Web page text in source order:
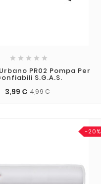
    
PR02 Pompa Per
S.G.A.S.
3,99 € 4,99 €
-20%